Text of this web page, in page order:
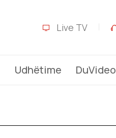
Live TV
Udhëtime DuVideo